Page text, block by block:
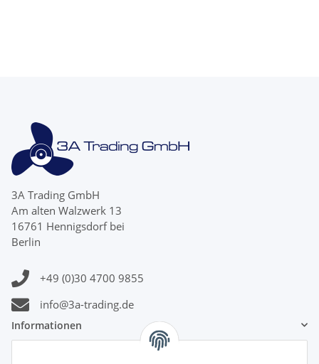
3A Trading GmbH
Am alten Walzwerk 13
16761 Hennigsdorf bei
Berlin
+49 (0)30 4700 9855
info@3a-trading.de
Informationen